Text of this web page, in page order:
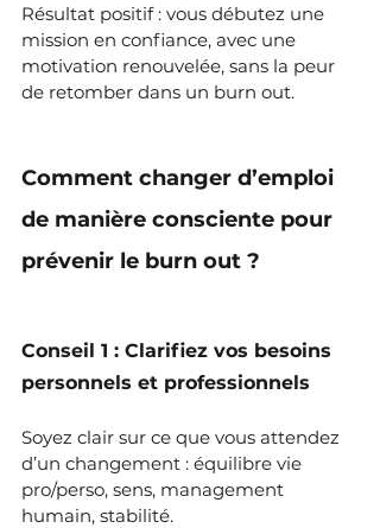
Résultat positif : vous débutez une
mission en confiance, avec une
motivation renouvelée, sans la peur
de retomber dans un burn out.
Comment changer d’emploi
de manière consciente pour
prévenir le burn out ?
Conseil 1 : Clarifiez vos besoins
personnels et professionnels
Soyez clair sur ce que vous attendez
d’un changement : équilibre vie
pro/perso, sens, management
humain, stabilité.